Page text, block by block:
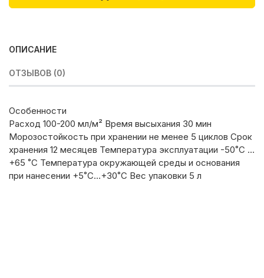
ОПИСАНИЕ
ОТЗЫВОВ (0)
Особенности
Расход 100-200 мл/м² Время высыхания 30 мин
Морозостойкость при хранении не менее 5 циклов Срок
хранения 12 месяцев Температура эксплуатации -50˚С …
+65 ˚С Температура окружающей среды и основания
при нанесении +5˚С…+30˚С Вес упаковки 5 л